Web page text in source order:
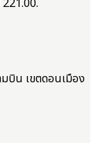
บิน เขตดอนเมือง